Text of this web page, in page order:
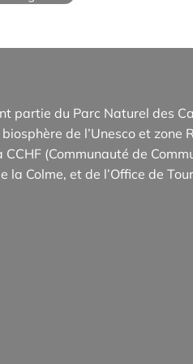
partie du Parc Naturel des
de l’Unesco et zone
(Communauté de
la Colme, et de l’Office de